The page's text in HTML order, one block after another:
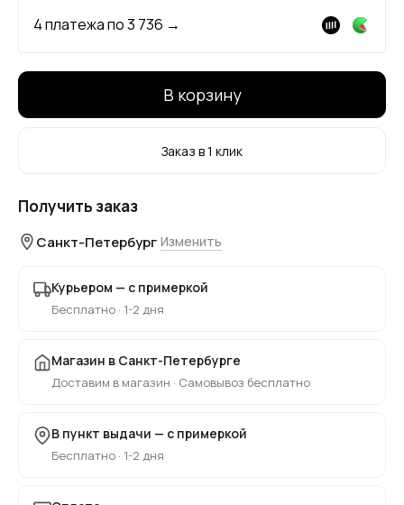
4 платежа по3 736 →
В корзину
Заказ в 1 клик
Получить заказ
Санкт-Петербург Изменить
Курьером — с примеркой
Бесплатно · 1-2 дня
Магазин в Санкт-Петербурге
Доставим в магазин · Самовывоз бесплатно
В пункт выдачи — с примеркой
Бесплатно · 1-2 дня